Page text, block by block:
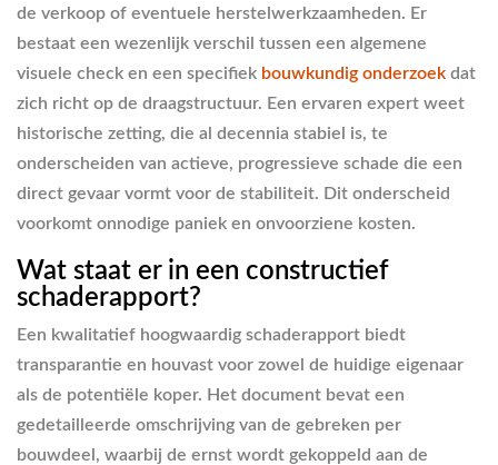
de verkoop of eventuele herstelwerkzaamheden. Er
bestaat een wezenlijk verschil tussen een algemene
visuele check en een specifiek bouwkundig onderzoek dat
zich richt op de draagstructuur. Een ervaren expert weet
historische zetting, die al decennia stabiel is, te
onderscheiden van actieve, progressieve schade die een
direct gevaar vormt voor de stabiliteit. Dit onderscheid
voorkomt onnodige paniek en onvoorziene kosten.
Wat staat er in een constructief
schaderapport?
Een kwalitatief hoogwaardig schaderapport biedt
transparantie en houvast voor zowel de huidige eigenaar
als de potentiële koper. Het document bevat een
gedetailleerde omschrijving van de gebreken per
bouwdeel, waarbij de ernst wordt gekoppeld aan de